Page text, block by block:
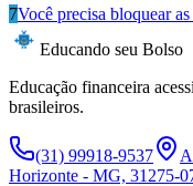
7Você precisa bloquear as
Educando seu Bolso
Educação financeira
brasileiros.
(31) 99918-9537
Horizonte - MG, 31275-